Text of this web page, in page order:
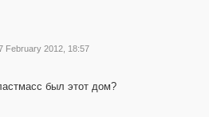
February 2012, 18:57
был этот дом?